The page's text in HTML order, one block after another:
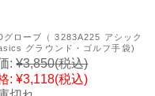
グローブ（ 3283A225 アシック
グラウンド・ゴルフ手袋)
: ¥3,850(税込)
: ¥3,118(税込)